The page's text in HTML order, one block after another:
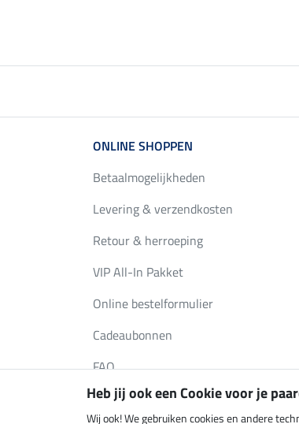
ONLINE SHOPPEN
Betaalmogelijkheden
Levering & verzendkosten
Retour & herroeping
VIP All-In Pakket
Online bestelformulier
Cadeaubonnen
FAQ
Heb jij ook een Cookie voor je
Wij ook! We gebruiken cookies en andere